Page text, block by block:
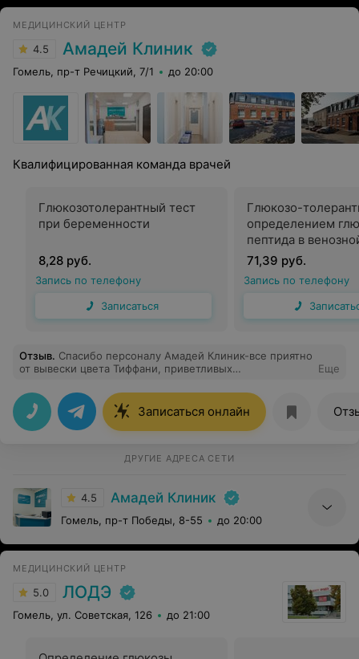
МЕДИЦИНСКИЙ ЦЕНТР
4.5 Амадей Клиник
Гомель, пр-т Речицкий, 7/1 до 20:00
Квалифицированная команда врачей
Глюкозотолерантный тест
при беременности
8,28 руб.
Запись по телефону
Записаться
Глюкозо-
определением
пептида в
натощак и после
через 2 часа
71,39 руб.
Запись по телефону
Отзыв. Спасибо персоналу Амадей Клиник-все приятно
от вывески цвета Тиффани, приветливых
действия Клиента, и, конечно, классных
Специалистов-спасибо!
Еще
Записаться онлайн
ДРУГИЕ АДРЕСА СЕТИ
4.5 Амадей Клиник
Гомель, пр-т Победы, 8-55 до 20:00
МЕДИЦИНСКИЙ ЦЕНТР
5.0 ЛОДЭ
Гомель, ул. Советская, 126 до 21:00